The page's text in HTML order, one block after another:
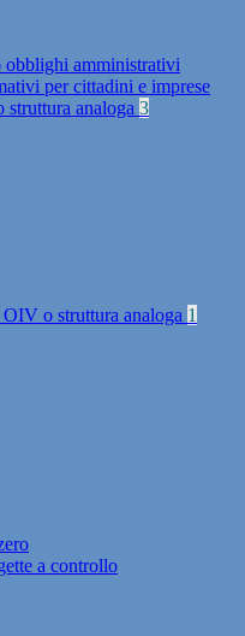
obblighi amministrativi
per cittadini e imprese
analoga 3
o struttura analoga 1
a controllo